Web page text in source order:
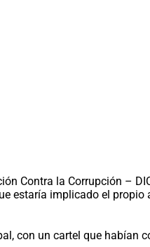
Contra la Corrupción –
estaría implicado el
con un cartel que habían